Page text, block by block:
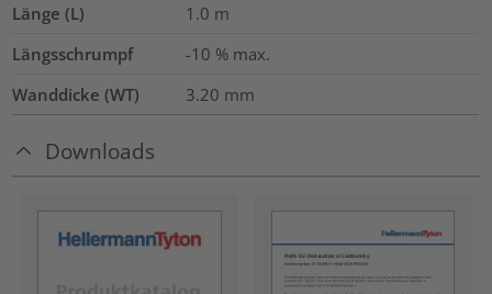
Länge (L) 1.0 m
Längsschrumpf
-10 % max.
Wanddicke (WT)
3.20 mm
Downloads